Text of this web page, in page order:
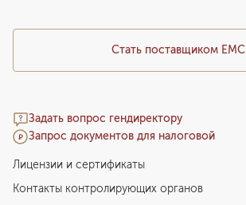
Стать поставщиком ЕМС
Задать вопрос гендиректору
Запрос документов для налоговой
Лицензии и сертификаты
Контакты контролирующих органов